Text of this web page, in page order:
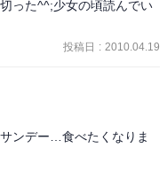
った^^;少女の頃読んでい
投稿日 : 2010.04.19
ンデー…食べたくなりま